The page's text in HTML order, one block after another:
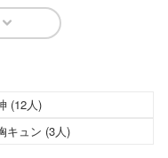
(12人)
キュン (3人)